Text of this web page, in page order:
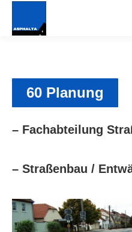
60 Planung
– Fachabteilung
– Straßenbau /